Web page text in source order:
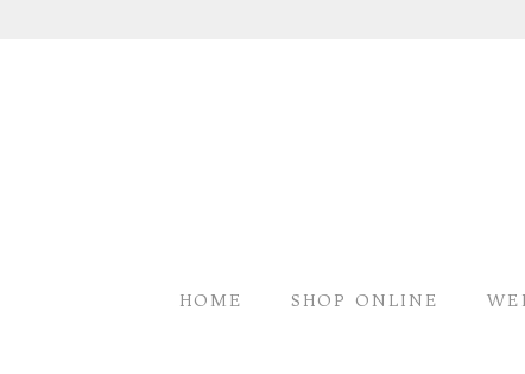
HOME SHOP ONLINE